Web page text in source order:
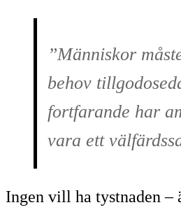
”Människor
behov
fortfarande har
vara ett
Ingen vill ha tystnaden –